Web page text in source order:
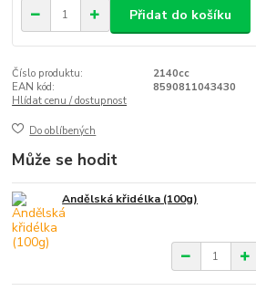
Přidat do košíku
Číslo produktu:
2140cc
EAN kód:
8590811043430
Hlídat cenu / dostupnost
Do oblíbených
Může se hodit
Andělská křidélka (100g)